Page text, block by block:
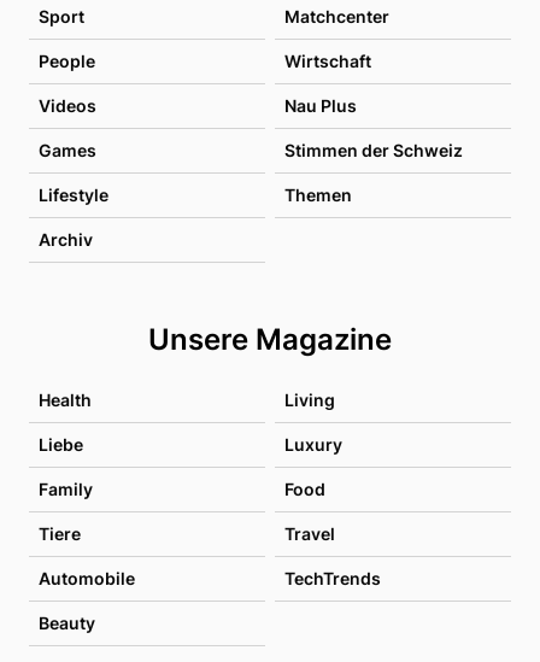
Sport Matchcenter
People Wirtschaft
Videos Nau Plus
Games Stimmen der Schweiz
Lifestyle Themen
Archiv
Unsere Magazine
Health Living
Liebe Luxury
Family Food
Tiere Travel
Automobile TechTrends
Beauty